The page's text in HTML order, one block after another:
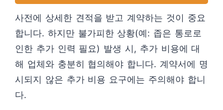
사전에 상세한 견적을 받고 계약하는 것이 중요
합니다. 하지만 불가피한 상황(예: 좁은 통로로
인한 추가 인력 필요) 발생 시, 추가 비용에 대
해 업체와 충분히 협의해야 합니다. 계약서에 명
시되지 않은 추가 비용 요구에는 주의해야 합니
다.